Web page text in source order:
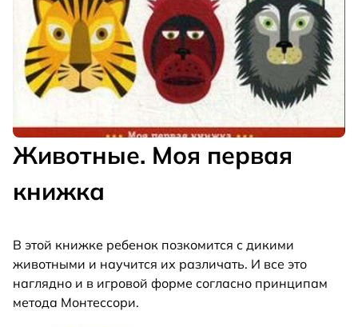
Животные. Моя первая
книжка
В этой книжке ребенок позкомится с дикими
животными и научится их различать. И все это
наглядно и в игровой форме согласно принципам
метода Монтессори.